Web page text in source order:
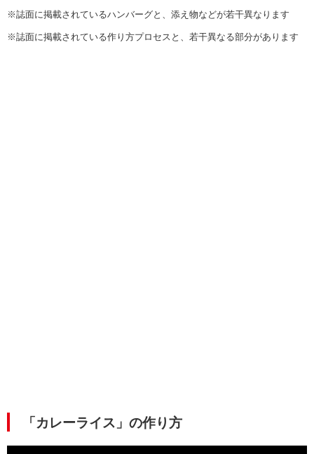
※誌面に掲載されているハンバーグと、添え物などが若干異なります
※誌面に掲載されている作り方プロセスと、若干異なる部分があります
「カレーライス」の作り方